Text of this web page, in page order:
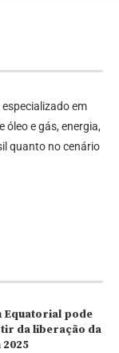
em
óleo e gás, energia,
quanto no cenário
Equatorial pode
da liberação da